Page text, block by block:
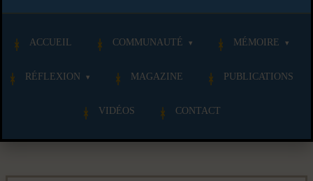
ACCUEIL COMMUNAUTÉ MÉMOIRE
RÉFLEXION MAGAZINE PUBLICATIONS
VIDÉOS CONTACT